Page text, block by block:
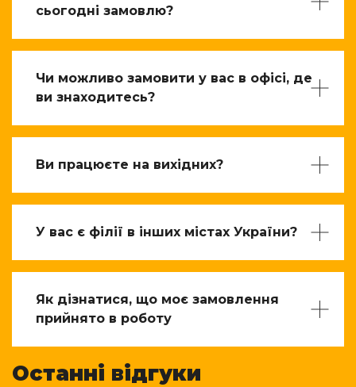
сьогодні замовлю?
Чи можливо замовити у вас в офісі, де
ви знаходитесь?
Ви працюєте на вихідних?
У вас є філії в інших містах України?
Як дізнатися, що моє замовлення
прийнято в роботу
Останні відгуки